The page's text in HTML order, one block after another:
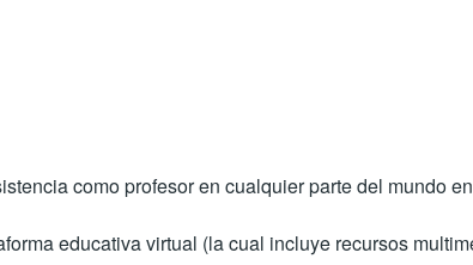
como profesor en cualquier parte del mundo
educativa virtual (la cual incluye recursos